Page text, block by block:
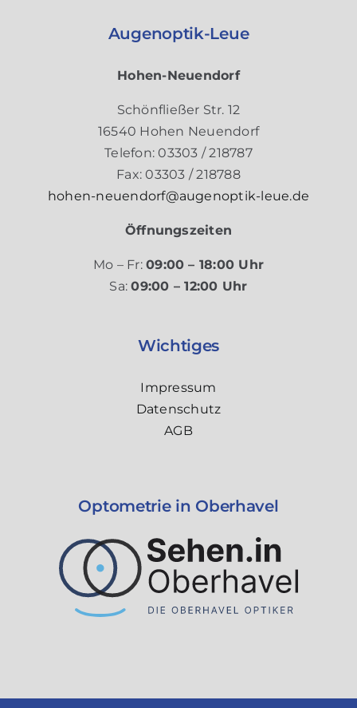
Augenoptik-Leue
Hohen-Neuendorf
Schönfließer Str. 12
16540 Hohen Neuendorf
Telefon: 03303 / 218787
Fax: 03303 / 218788
hohen-neuendorf@augenoptik-leue.de
Öffnungszeiten
Mo – Fr:09:00 – 18:00 Uhr
Sa:09:00 – 12:00 Uhr
Wichtiges
Impressum
Datenschutz
AGB
Optometrie in Oberhavel